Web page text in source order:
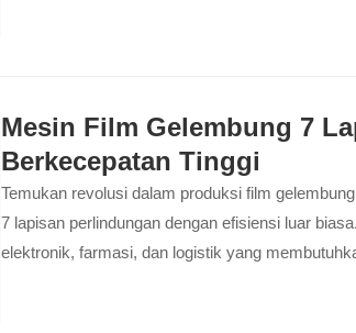
Mesin Film Gelembung 7
Berkecepatan Tinggi
Temukan revolusi dalam produksi film
7 lapisan perlindungan dengan efisiensi luar
elektronik, farmasi, dan logistik yang